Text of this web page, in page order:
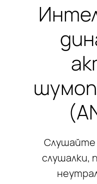
Слушайте
слушалки,